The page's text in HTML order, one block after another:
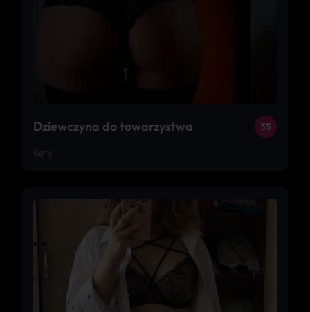
Dziewczyna do towarzystwa 35
Kęty